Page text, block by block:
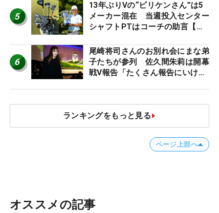
5
13年ぶりVの“ビリケンさん”は5
メーカー混在 当週投入センター
シャフトPTはコーチの助言【勝
6
尾崎将司さんのお別れ会にまな弟
子たちが参列 佐久間朱莉は開幕
戦V報告「たくさん報告にいける
ランキングをもっと見る
ページ上部へ
オススメの記事